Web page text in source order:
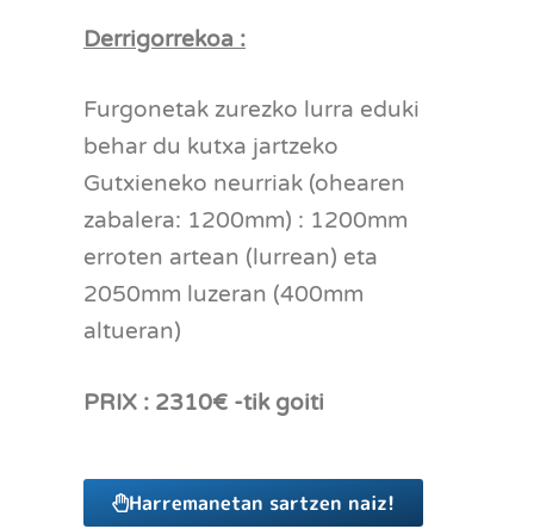
Derrigorrekoa :
Furgonetak zurezko lurra eduki
behar du kutxa jartzeko
Gutxieneko neurriak (ohearen
zabalera: 1200mm) : 1200mm
erroten artean (lurrean) eta
2050mm luzeran (400mm
altueran)
PRIX : 2310€ -tik goiti
Harremanetan sartzen naiz!